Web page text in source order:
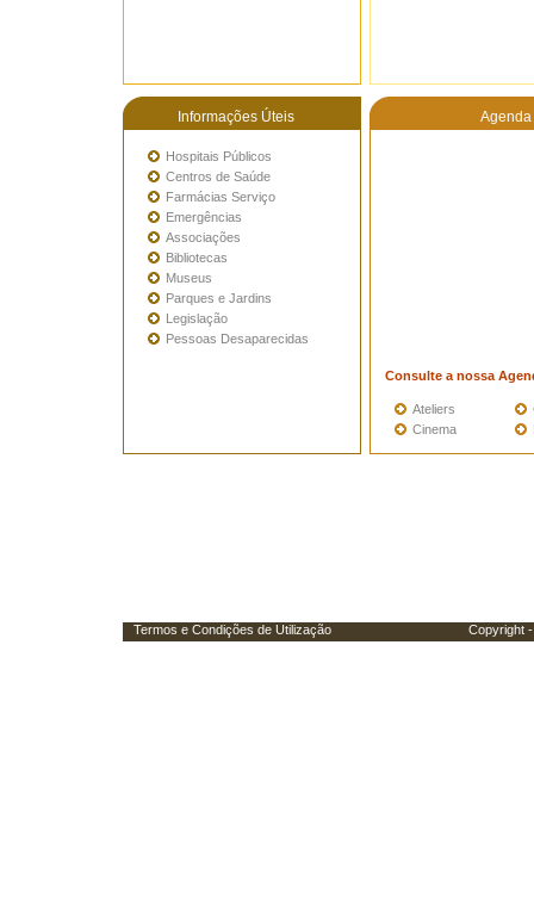
Informações Úteis Agenda
Hospitais Públicos
Centros de Saúde
Farmácias Serviço
Emergências
Associações
Bibliotecas
Museus
Parques e Jardins
Legislação
Pessoas Desaparecidas
Consulte a nossa
Ateliers
Cinema
Termos e Condições de Utilização Copyright -